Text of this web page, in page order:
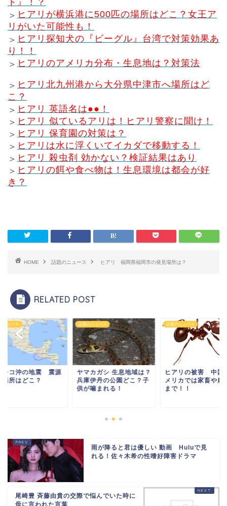
ト』！？
＞ ヒアリが横浜港に500匹の場所はどこ？女王ア
リがいた可能性も！
＞ ヒアリ探知犬の『ビーグル』台湾で対策効果あ
り！！
＞ ヒアリのアメリカ分布・生息地は？対策法
＞ ヒアリ北九州港から大分県中津市へ場所はど
こ？
＞ ヒアリ 英語名は●●！
＞ ヒアリ 似ているアリは！ヒアリ警察に聞け！
＞ ヒアリ 保育園の対策は？
＞ ヒアリは水に浮くいてイカダで移動する！
＞ ヒアリ 殺虫剤 効かない？検証結果はあり
＞ ヒアリの餌や食べ物は！生息環境は都会が好
き？
HOME 話題のニュース ヒアリ 福岡県福岡市の発見場所は？
RELATED POST
ニュース
カガシ 生息地域は？
伊丹の公園どこ？子
話題のニュース
ヒアリの被害 中国やア
メリカでは家畜や農産物
まで！！
話題のニュース
メキシコ沖の地震
地の場所はどこ？
雨が降ると君は優しい 動画 Huluで見
れる！佐々木希の性嗜好障害ドラマ
尾崎豊 斉藤由貴の交際で悩んでいた時に